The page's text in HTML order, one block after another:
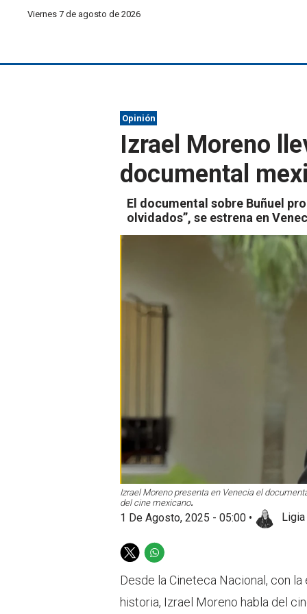
Viernes 7 de agosto de 2026
Opinión
Izrael Moreno
documental
El documental sobre Buñuel
olvidados”, se estrena en
Izrael Moreno presenta en Venecia el
del cine mexicano.
1 De Agosto, 2025 - 05:00 •
T
i
t
W
h
a
t
Desde la Cineteca Nacional, con
historia, Izrael Moreno habla del